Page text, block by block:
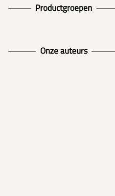
Productgroepen
Onze auteurs